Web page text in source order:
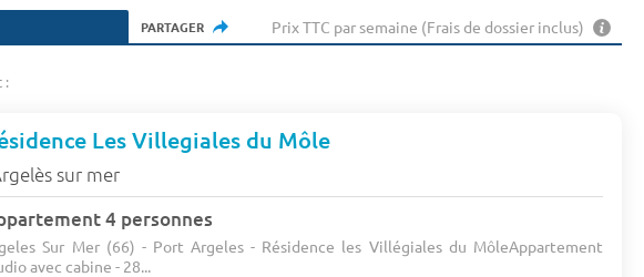
PARTAGER Prix TTC par semaine (Frais de dossier inclus)
:
Les Villegiales du Môle
sur mer
4 personnes
Sur Mer (66) - Port Argeles - Résidence les Villégiales du MôleAppartement
avec cabine - 28...